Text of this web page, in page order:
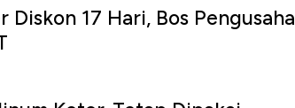
17 Hari, Bos Pengusaha